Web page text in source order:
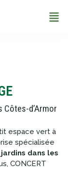
d’Armor
espace vert à
spécialisée
dans les
CONCERT